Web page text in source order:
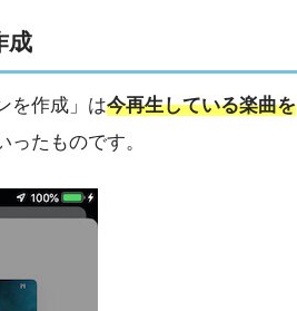
成
を作成」は今再生している楽曲を
ったものです。